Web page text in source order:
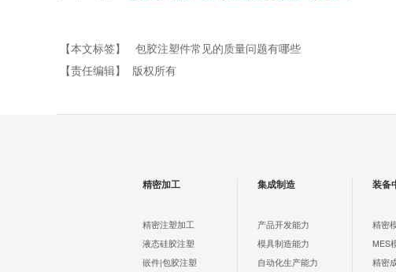
【本文标签】
包胶注塑件常见的质量问题有哪些
【责任编辑】
版权所有
精密加工
精密注塑加工
液态硅胶注塑
嵌件|包胶注塑
集成制造
产品开发能力
模具制造能力
自动化生产能力
装备
精密
MES
精密